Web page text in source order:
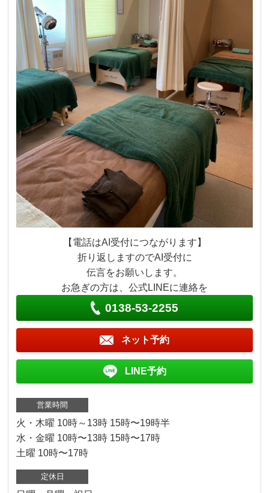
【電話はAI受付につながります】
折り返しますのでAI受付に
伝言をお願いします。
お急ぎの方は、公式LINEに連絡を
0138-53-2255
ネット予約
LINE予約
営業時間
火・木曜 10時～13時 15時〜19時半
水・金曜 10時〜13時 15時〜17時
土曜 10時〜17時
定休日